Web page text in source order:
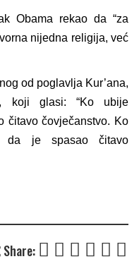
Obama rekao da “za
nijedna religija, već
od poglavlja Kur’ana,
koji glasi: “Ko ubije
čitavo čovječanstvo. Ko
da je spasao čitavo
Share: